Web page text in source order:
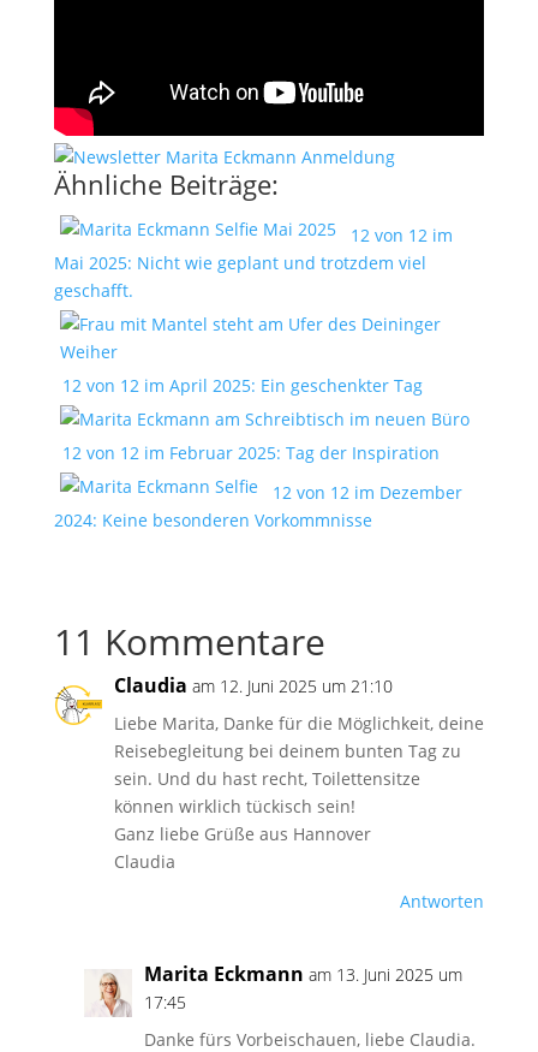
Ähnliche Beiträge:
12 von 12 im
Mai 2025: Nicht wie geplant und trotzdem viel
geschafft.
12 von 12 im April 2025: Ein geschenkter Tag
12 von 12 im Februar 2025: Tag der Inspiration
12 von 12 im Dezember
2024: Keine besonderen Vorkommnisse
11 Kommentare
Claudia am 12. Juni 2025 um 21:10
Liebe Marita, Danke für die Möglichkeit, deine
Reisebegleitung bei deinem bunten Tag zu
sein. Und du hast recht, Toilettensitze
können wirklich tückisch sein!
Ganz liebe Grüße aus Hannover
Claudia
Antworten
Marita Eckmann am 13. Juni 2025 um
17:45
Danke fürs Vorbeischauen, liebe Claudia.